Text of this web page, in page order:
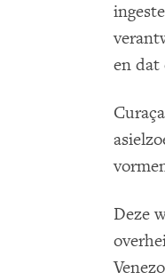
en dat
Deze